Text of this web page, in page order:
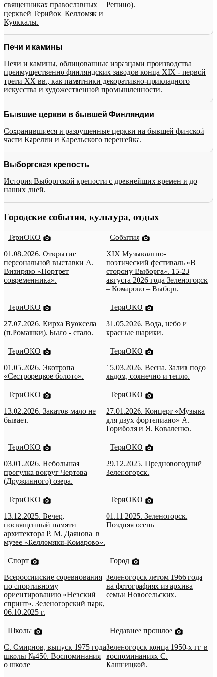
священниках православных
церквей Терийок, Келломяк и
Куоккалы.
Репино).
Печи и камины
Печи и камины, облицованные изразцами производства
преимущественно финляндских заводов конца XIX - первой
трети XX вв., как памятники декоративно-прикладного
искусства и художественной промышленности.
Бывшие церкви в бывшей Финляндии
Сохранившиеся и разрушенные церкви на бывшей финской
части Карелии и Карельского перешейка.
Выборгская крепость
История Выборгской крепости с древнейших времен и до
наших дней.
Городские события, культура, отдых
ТериОКО
01.08.2026. Открытие
персональной выставки А.
Визиряко «Портрет
современника».
События
XIX Музыкально-
поэтический фестиваль «В
сторону Выборга». 15-23
августа 2026 года Зеленогорск
– Комарово – Выборг.
ТериОКО
27.07.2026. Кирха Вуоксела
(п.Ромашки). Было - стало.
ТериОКО
31.05.2026. Вода, небо и
красные шарики.
ТериОКО
01.05.2026. Экотропа
«Сестрорецкое болото».
ТериОКО
15.03.2026. Весна. Залив подо
льдом, солнечно и тепло.
ТериОКО
13.02.2026. Закатов мало не
бывает.
ТериОКО
27.01.2026. Концерт «Музыка
для двух фортепиано» А.
Гориболя и Я. Коваленко.
ТериОКО
03.01.2026. Небольшая
прогулка вокруг Чертова
(Дружинного) озера.
ТериОКО
29.12.2025. Предновогодний
Зеленогорск.
ТериОКО
13.12.2025. Вечер,
посвященный памяти
архитектора Р. М. Даянова, в
музее «Келломяки-Комарово».
ТериОКО
01.11.2025. Зеленогорск.
Поздняя осень.
Спорт
Всероссийские соревнования
по спортивному
ориентированию «Невский
спринт». Зеленогорский парк,
06.10.2025 г.
Город
Зеленогорск летом 1966 года
на фотографиях из архива
семьи Новосельских.
Школы
С. Смирнов, выпуск 1975 года
школы №450. Воспоминания
о школе.
Недавнее прошлое
Зеленогорск конца 1950-х гг. в
воспоминаниях С.
Кашницкой.